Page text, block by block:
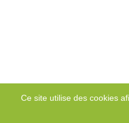
Ce site utilise des cookies